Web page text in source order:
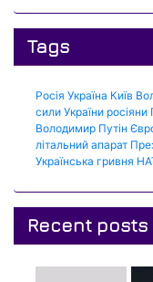
Tags
Росія Україна Київ
сили України росіяни
Володимир Путін
літальний апарат
Українська гривня
Recent posts